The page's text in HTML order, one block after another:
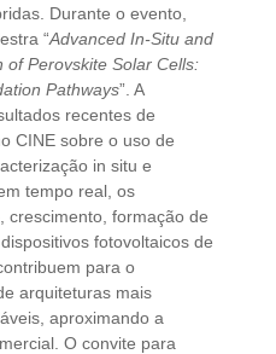
Durante o evento,
“Advanced In-Situ and
Perovskite Solar Cells:
Pathways”. A
recentes de
CINE sobre o uso de
in situ e
tempo real, os
crescimento, formação de
fotovoltaicos de
para o
arquiteturas mais
aproximando a
O convite para